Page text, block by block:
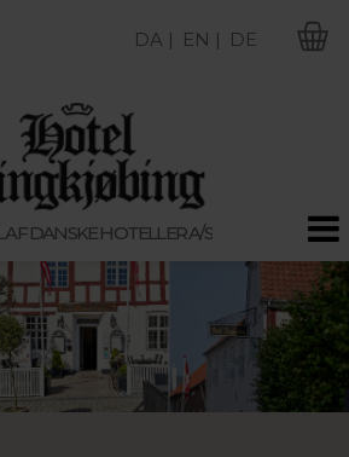
AF DANSKE HOTELLER A/S
DA | EN | DE